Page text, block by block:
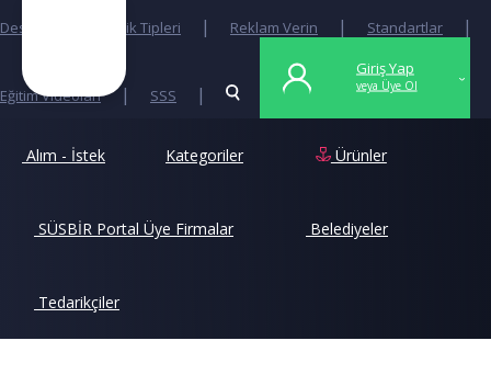
Destek Üyelik Tipleri | Reklam Verin | Standartlar |
Eğitim Videoları | SSS |
Giriş Yap
veya Üye Ol
Alım - İstek Kategoriler Ürünler
SÜSBİR Portal Üye Firmalar Belediyeler
Tedarikçiler